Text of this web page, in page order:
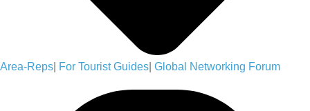
Area-Reps For Tourist Guides Global Networking Forum